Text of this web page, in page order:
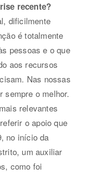
recente?
dificilmente
é totalmente
pessoas e o que
aos recursos
Nas nossas
sempre o melhor.
relevantes
o apoio que
no início da
um auxiliar
como foi